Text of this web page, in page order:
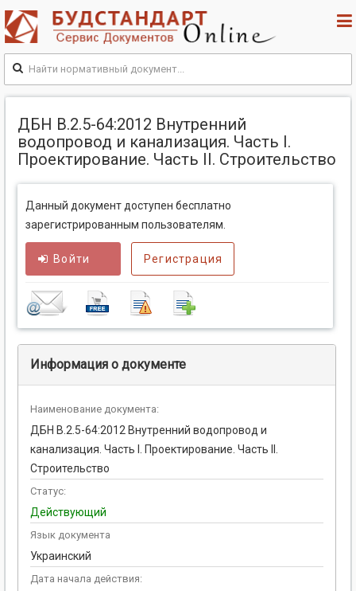
ДБН В.2.5-64:2012 Внутренний
водопровод и канализация. Часть I.
Проектирование. Часть II. Строительство
Данный документ доступен бесплатно
зарегистрированным пользователям.
Войти Регистрация
Информация о документе
Наименование документа:
ДБН В.2.5-64:2012 Внутренний водопровод и
канализация. Часть I. Проектирование. Часть II.
Строительство
Статус:
Действующий
Язык документа
Украинский
Дата начала действия: